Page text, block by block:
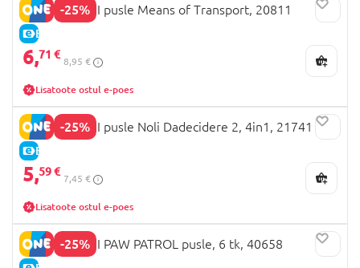
-25%
E-HIND
CLEMENTONI pusle Means of Transport, 20811
6,71 €
8,95 €
Lisatoote ostul e-poes
-25%
E-HIND
CLEMENTONI pusle Noli Dadecidere 2, 4in1, 21741
5,59 €
7,45 €
Lisatoote ostul e-poes
-25%
CLEMENTONI PAW PATROL pusle, 6 tk, 40658